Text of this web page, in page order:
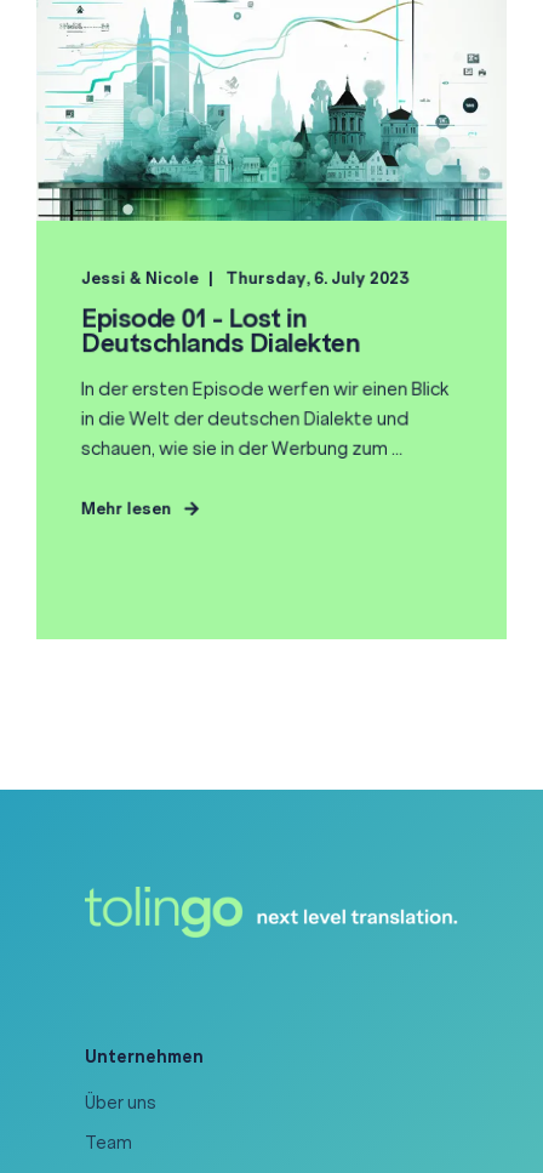
Jessi & Nicole Thursday, 6. July 2023
Episode 01 - Lost in
Deutschlands Dialekten
In der ersten Episode werfen wir einen Blick
in die Welt der deutschen Dialekte und
schauen, wie sie in der Werbung zum ...
Mehr lesen
Unternehmen
Über uns
Team